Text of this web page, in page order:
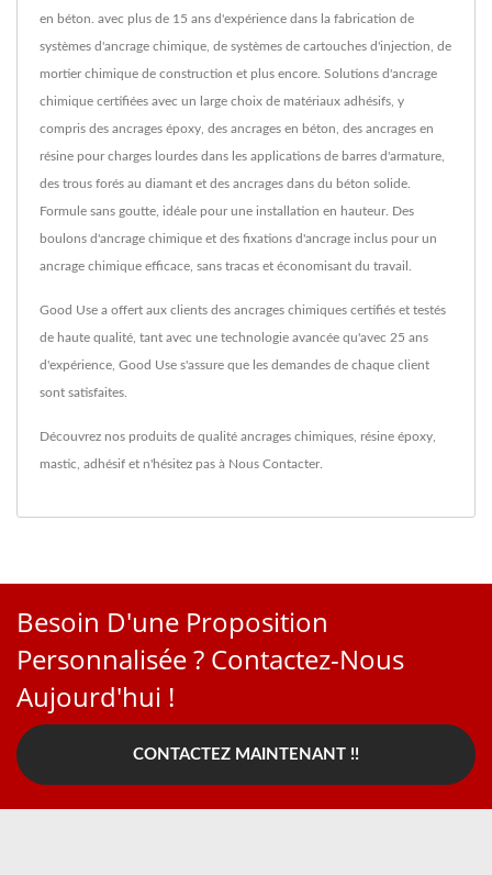
en béton. avec plus de 15 ans d'expérience dans la fabrication de
systèmes d'ancrage chimique, de systèmes de cartouches d'injection, de
mortier chimique de construction et plus encore. Solutions d'ancrage
chimique certifiées avec un large choix de matériaux adhésifs, y
compris des ancrages époxy, des ancrages en béton, des ancrages en
résine pour charges lourdes dans les applications de barres d'armature,
des trous forés au diamant et des ancrages dans du béton solide.
Formule sans goutte, idéale pour une installation en hauteur. Des
boulons d'ancrage chimique et des fixations d'ancrage inclus pour un
ancrage chimique efficace, sans tracas et économisant du travail.
Good Use a offert aux clients des ancrages chimiques certifiés et testés
de haute qualité, tant avec une technologie avancée qu'avec 25 ans
d'expérience, Good Use s'assure que les demandes de chaque client
sont satisfaites.
Découvrez nos produits de qualité ancrages chimiques résine époxy
mastic adhésif et n'hésitez pas à Nous Contacter.
Besoin D'une Proposition
Personnalisée ? Contactez-Nous
Aujourd'hui !
CONTACTEZ MAINTENANT !!